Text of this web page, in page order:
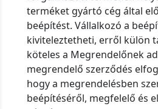
terméket gyártó cég által
beépítést. Vállalkozó a
kiviteleztetheti, erről külön
köteles a Megrendelőnek
megrendelő szerződés
hogy a megrendelésben
beépítéséről, megfelelő és